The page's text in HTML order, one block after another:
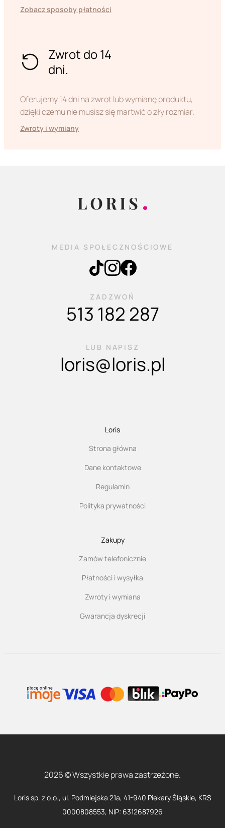
Zobacz sposoby płatności
Zwrot do 14
dni.
Oferujemy 14 dni na zwrot lub wymianę produktu,
dzięki czemu nie musisz się martwić o zły rozmiar.
Zwroty i wymiany
MEDIA SPOŁECZNOŚCIOWE
ZADZWOŃ
513 182 287
LUB NAPISZ
loris@loris.pl
Loris
Strona główna
Dane kontaktowe
Regulamin
Polityka prywatności
Zakupy
Zamów telefonicznie
Płatności i wysyłka
Zwroty i wymiana
Gwarancja dyskrecji
2026 © Wszystkie prawa zastrzeżone.
Loris sp. z o.o., ul. Podmiejska 21a, 41-940 Piekary Śląskie, KRS
0000808553, NIP: 6312687926